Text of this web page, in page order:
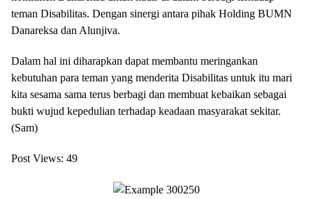
teman Disabilitas. Dengan sinergi antara pihak Holding BUMN
Danareksa dan Alunjiva.
Dalam hal ini diharapkan dapat membantu meringankan
kebutuhan para teman yang menderita Disabilitas untuk itu mari
kita sesama sama terus berbagi dan membuat kebaikan sebagai
bukti wujud kepedulian terhadap keadaan masyarakat sekitar.
(Sam)
Post Views: 49